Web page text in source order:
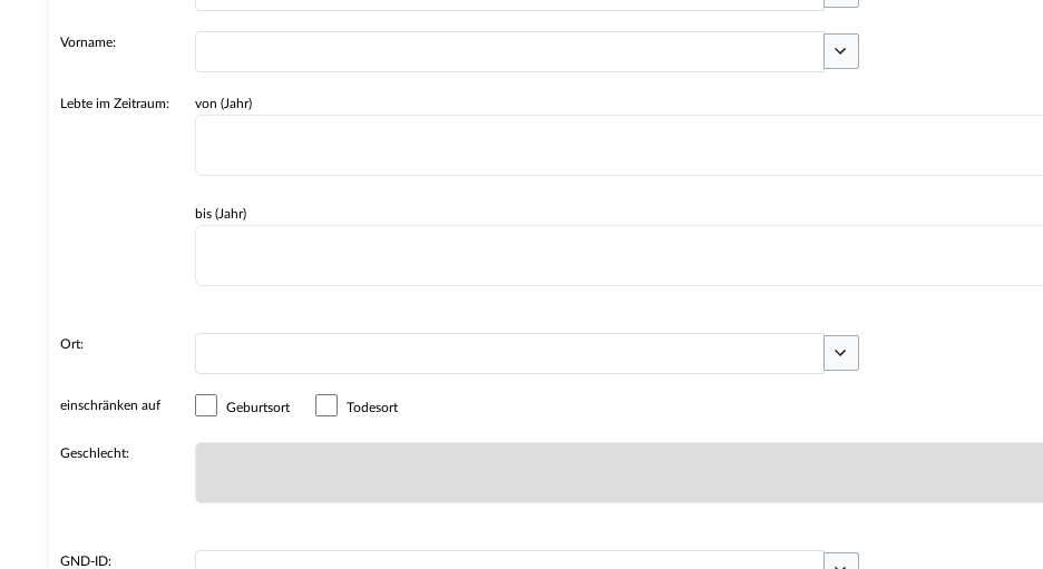
Optionen umschalten
Vorname:
Optionen umschalten
Lebte im Zeitraum: von (Jahr)
bis (Jahr)
Ort:
Optionen umschalten
einschränken auf Geburtsort Todesort
Geschlecht:
GND-ID: